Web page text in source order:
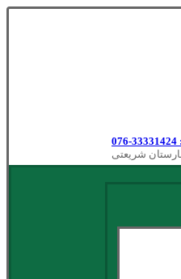
شریعتی